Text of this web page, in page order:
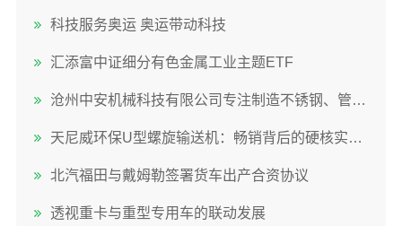
科技服务奥运 奥运带动科技
汇添富中证细分有色金属工业主题ETF
沧州中安机械科技有限公司专注制造不锈钢、管式及碳钢螺旋输送机技术团队全程严格把控
天尼威环保U型螺旋输送机：畅销背后的硬核实力揭秘
北汽福田与戴姆勒签署货车出产合资协议
透视重卡与重型专用车的联动发展